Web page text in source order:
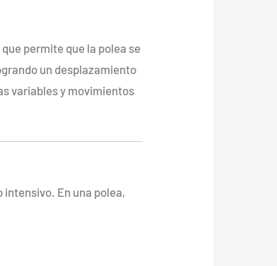
que permite que la polea se
un desplazamiento
variables y movimientos
En una polea,